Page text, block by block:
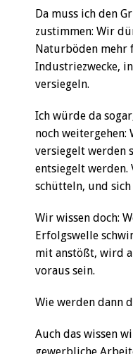
Da muss ich den
zustimmen: Wir
Naturböden mehr
Industriezwecke,
versiegeln.
Ich würde da
noch weitergehen:
versiegelt werden
entsiegelt werden.
schütteln, und sich
Wir wissen doch:
Erfolgswelle
mit anstößt, wird
voraus sein.
Wie werden dann
Auch das wissen